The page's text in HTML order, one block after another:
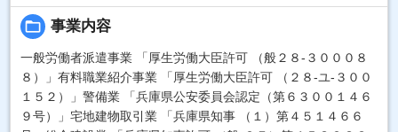
folder_open 事業内容
一般労働者派遣事業 「厚生労働大臣許可 （般２８-３０００８
８）」有料職業紹介事業 「厚生労働大臣許可 （２８-ユ-３００
１５２）」警備業 「兵庫県公安委員会認定（第６３００１４６
９号）」宅地建物取引業 「兵庫県知事 （１）第４５１４６６